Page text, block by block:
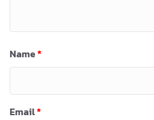
Name*
Email*